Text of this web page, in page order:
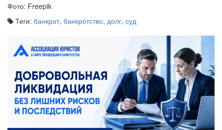
Фото: Freepik
Теги: банкрот, банкротство, долг, суд